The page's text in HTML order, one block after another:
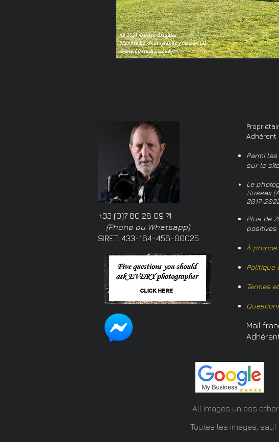
+33 (0)7 80 28 09 71
(Phone ou Whatsapp)
SIRET: 433-164-456-00025
Adhérent
Parmi
sur le
Le
Sussex
2017-
Plus de
positives
À
Politique
Termes
Mail
All images unless
Toutes les images,